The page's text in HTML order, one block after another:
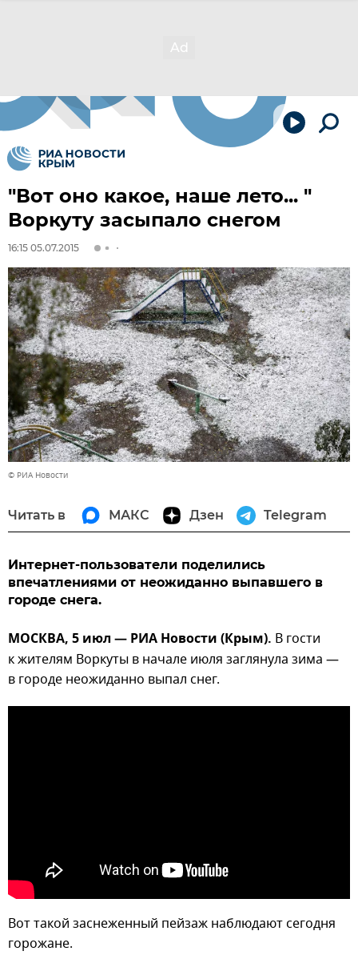
"Вот оно какое, наше лето... "
Воркуту засыпало снегом
16:15 05.07.2015
© РИА Новости
Читать в МАКС Дзен Telegram
Интернет-пользователи поделились
впечатлениями от неожиданно выпавшего в
городе снега.
МОСКВА, 5 июл — РИА Новости (Крым). В гости
к жителям Воркуты в начале июля заглянула зима —
в городе неожиданно выпал снег.
Вот такой заснеженный пейзаж наблюдают сегодня
горожане.